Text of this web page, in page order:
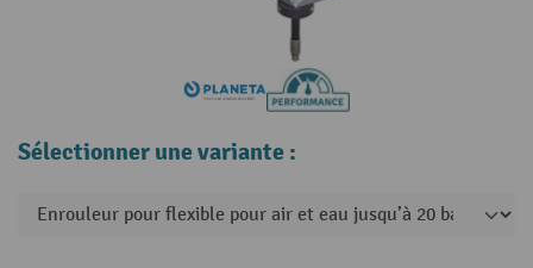
Sélectionner une variante :